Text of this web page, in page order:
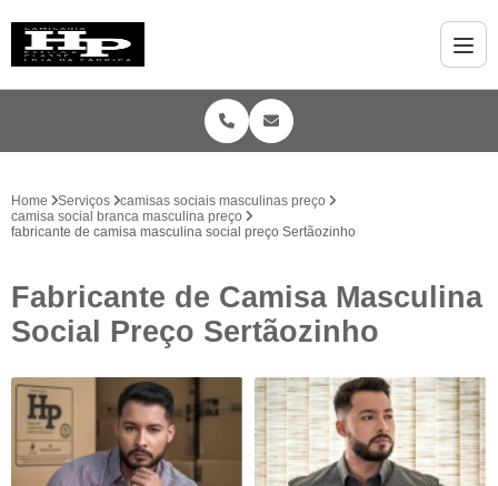
Home Serviços
camisas sociais masculinas preço
camisa social branca masculina preço
fabricante de camisa masculina social preço Sertãozinho
Fabricante de Camisa Masculina
Social Preço Sertãozinho